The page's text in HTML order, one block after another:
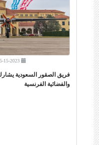
05-15-2023 |
فريق الصقور السعودية
والفضائية الفرنسية